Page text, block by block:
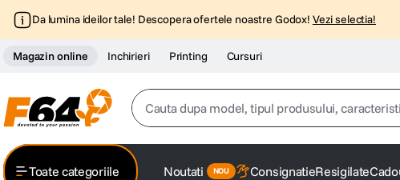
Da lumina ideilor tale! Descopera ofertele noastre Godox! Vezi selectia!
Magazin online Inchirieri Printing Cursuri
Cauta dupa model, tipul produsului, caracteristici...
Toate categoriile Noutati ConsignatieResigilate